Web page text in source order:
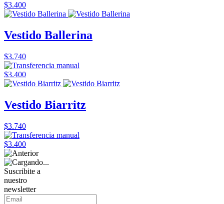
$3.400
Vestido Ballerina
$3.740
$3.400
Vestido Biarritz
$3.740
$3.400
Suscribite a
nuestro
newsletter